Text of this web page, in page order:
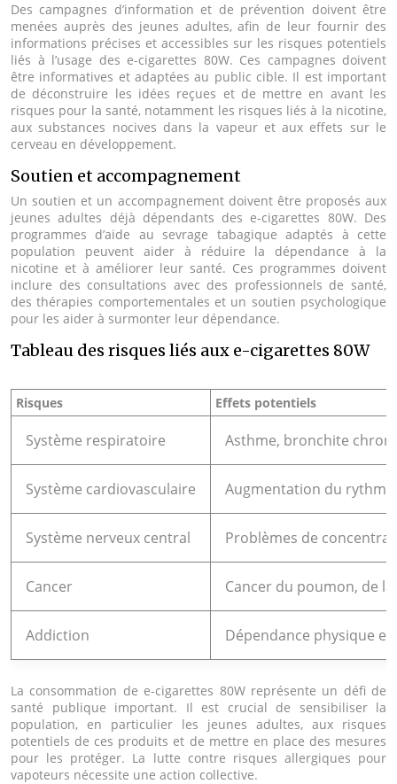
Des campagnes d’information et de prévention doivent être
menées auprès des jeunes adultes, afin de leur fournir des
informations précises et accessibles sur les risques potentiels
liés à l’usage des e-cigarettes 80W. Ces campagnes doivent
être informatives et adaptées au public cible. Il est important
de déconstruire les idées reçues et de mettre en avant les
risques pour la santé, notamment les risques liés à la nicotine,
aux substances nocives dans la vapeur et aux effets sur le
cerveau en développement.
Soutien et accompagnement
Un soutien et un accompagnement doivent être proposés aux
jeunes adultes déjà dépendants des e-cigarettes 80W. Des
programmes d’aide au sevrage tabagique adaptés à cette
population peuvent aider à réduire la dépendance à la
nicotine et à améliorer leur santé. Ces programmes doivent
inclure des consultations avec des professionnels de santé,
des thérapies comportementales et un soutien psychologique
pour les aider à surmonter leur dépendance.
Tableau des risques liés aux e-cigarettes 80W
Risques Effets potentiels
Système respiratoire Asthme, bronchite
Système cardiovasculaire Augmentation du rythme
Système nerveux central Problèmes de
Cancer Cancer du poumon, de
Addiction Dépendance physique
La consommation de e-cigarettes 80W représente un défi de
santé publique important. Il est crucial de sensibiliser la
population, en particulier les jeunes adultes, aux risques
potentiels de ces produits et de mettre en place des mesures
pour les protéger. La lutte contre risques allergiques pour
vapoteurs nécessite une action collective.